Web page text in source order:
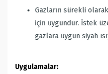
Gazların sürekli
için uygundur. İstek
gazlara uygun siyah
Uygulamalar: